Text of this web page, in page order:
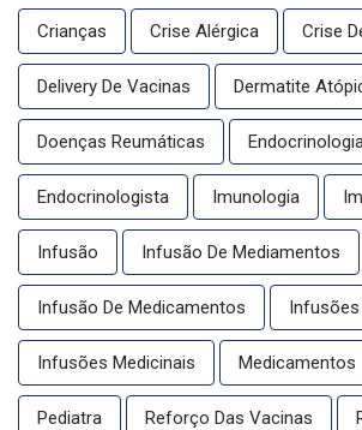
Crianças Crise Alérgica Crise
Delivery De Vacinas Dermatite
Doenças Reumáticas
Endocrinologista Imunologia
Infusão Infusão De Mediamentos
Infusão De Medicamentos Infusões
Infusões Medicinais Medicamentos
Pediatra Reforço Das Vacinas